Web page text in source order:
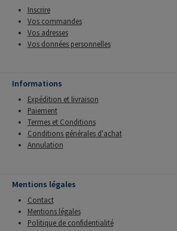
Inscrire
Vos commandes
Vos adresses
Vos données personnelles
Informations
Expédition et livraison
Paiement
Termes et Conditions
Conditions générales d'achat
Annulation
Mentions légales
Contact
Mentions légales
Politique de confidentialité